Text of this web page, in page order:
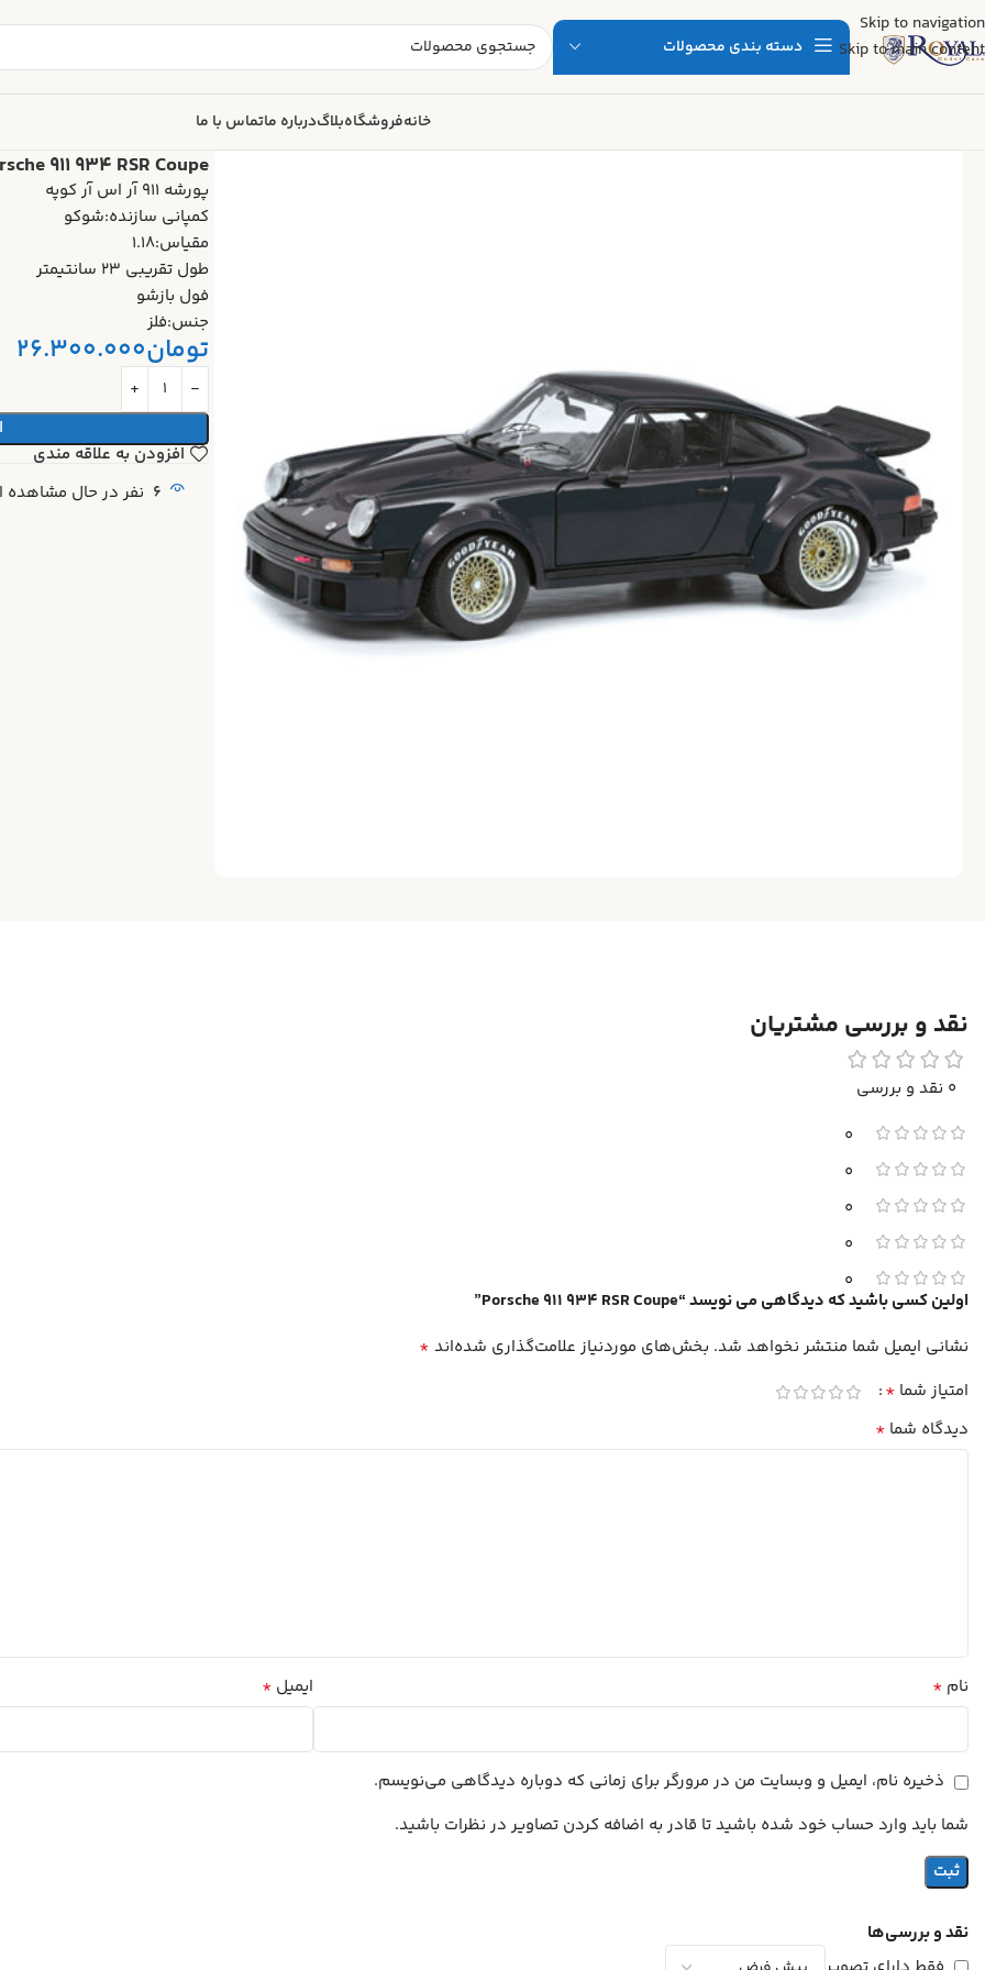
Skip to navigation
Skip to main content
دسته بندی محصولات
خانهفروشگاهبلاگدرباره ماتماس با ما
911 934 RSR Coupe
پورشه 911 آر اس آر کوپه
کمپانی سازنده:شوکو
مقیاس:1.18
طول تقریبی 23 سانتیمتر
فول بازشو
جنس:فلز
تومان26.300.000
افزودن به علاقه مندی
6 نفر در حال
نقد و بررسی مشتریان
0 نقد و بررسی
0
0
0
0
0
نقد و بررسی‌ها
اولین کسی باشید که دیدگاهی می نویسد “Porsche 911 934 RSR Coupe”
نشانی ایمیل شما منتشر نخواهد شد. بخش‌های موردنیاز علامت‌گذاری شده‌اند *
امتیاز شما *
دیدگاه شما *
نام * ایمیل *
ذخیره نام، ایمیل و وبسایت من در مرورگر برای زمانی که دوباره دیدگاهی می‌نویسم.
شما باید وارد حساب خود شده باشید تا قادر به اضافه کردن تصاویر در نظرات باشید.